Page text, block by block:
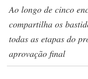
Ao longo de cinco
compartilha os
todas as etapas do
aprovação final